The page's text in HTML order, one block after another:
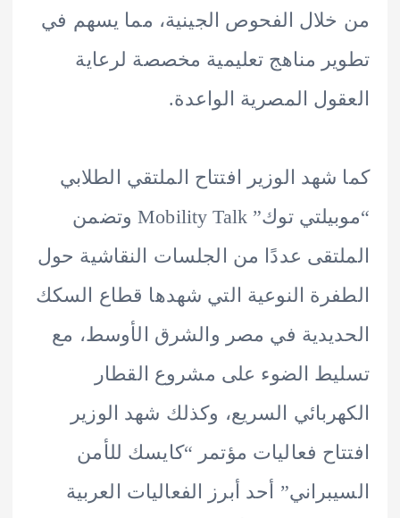
الفحوص الجينية، مما يسهم في
مناهج تعليمية مخصصة لرعاية
المصرية الواعدة.
الوزير افتتاح الملتقي الطلابي
“موبيلتي توك” Mobility Talk وتضمن
عددًا من الجلسات النقاشية حول
النوعية التي شهدها قطاع السكك
في مصر والشرق الأوسط، مع
الضوء على مشروع القطار
السريع، وكذلك شهد الوزير
فعاليات مؤتمر “كايسك للأمن
أحد أبرز الفعاليات العربية